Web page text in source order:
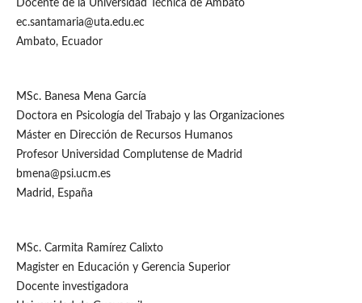
Docente de la Universidad Técnica de Ambato
ec.santamaria@uta.edu.ec
Ambato, Ecuador
MSc. Banesa Mena García
Doctora en Psicología del Trabajo y las Organizaciones
Máster en Dirección de Recursos Humanos
Profesor Universidad Complutense de Madrid
bmena@psi.ucm.es
Madrid, España
MSc. Carmita Ramírez Calixto
Magister en Educación y Gerencia Superior
Docente investigadora